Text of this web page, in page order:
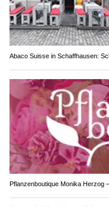
Abaco Suisse in Schaffhausen:
Pflanzenboutique Monika Herzog